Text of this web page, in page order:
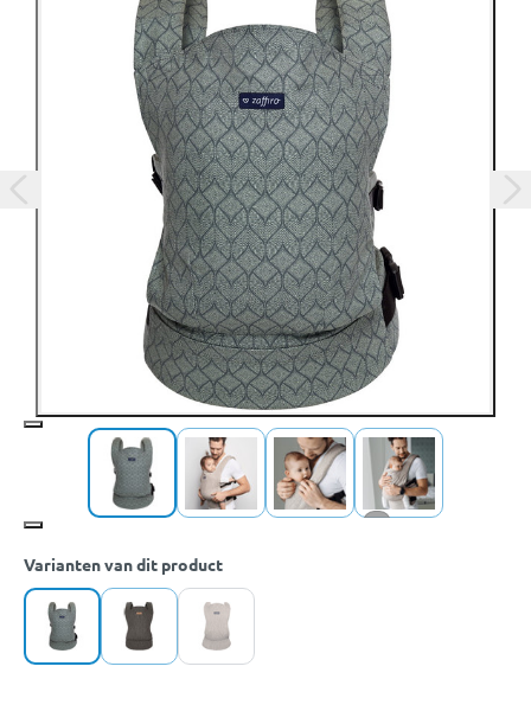
+2
Varianten van dit product